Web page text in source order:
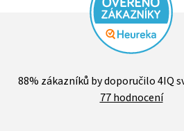
hodnocení
obchodu
je
88% zákazníků by doporučilo 4IQ
77 hodnocení